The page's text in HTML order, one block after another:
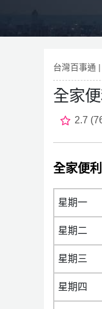
台灣百事通 |
全家
2.7
全家便
星期一
星期二
星期三
星期四